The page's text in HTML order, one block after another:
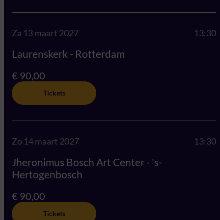
Za 13 maart 2027 13:30
Laurenskerk - Rotterdam
€ 90,00
Tickets
Zo 14 maart 2027 13:30
Jheronimus Bosch Art Center - 's-
Hertogenbosch
€ 90,00
Tickets